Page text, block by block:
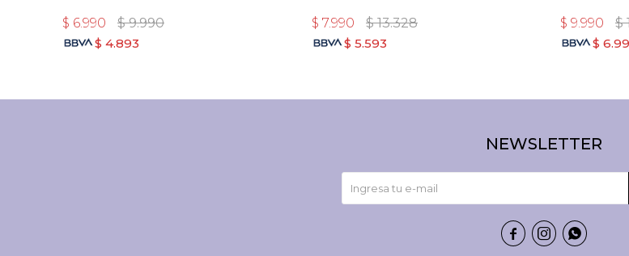
$ 6.990 $ 9.990
$ 4.893
$ 7.990 $ 13.328
$ 5.593
$ 9.990 $
$
NEWSLETTER
  